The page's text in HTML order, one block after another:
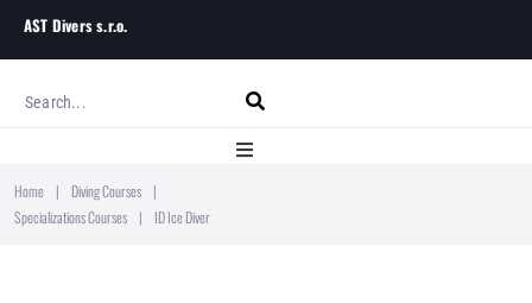
AST Divers s.r.o.
Home
Home | Diving Courses
|
Specializations Courses
| ID Ice Diver